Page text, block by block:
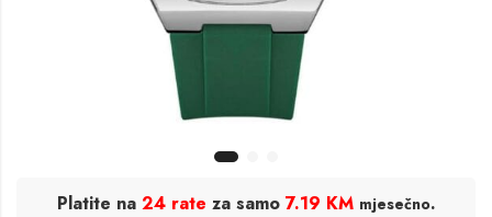
Platite na 24 rate za samo 7.19 KM mjesečno.